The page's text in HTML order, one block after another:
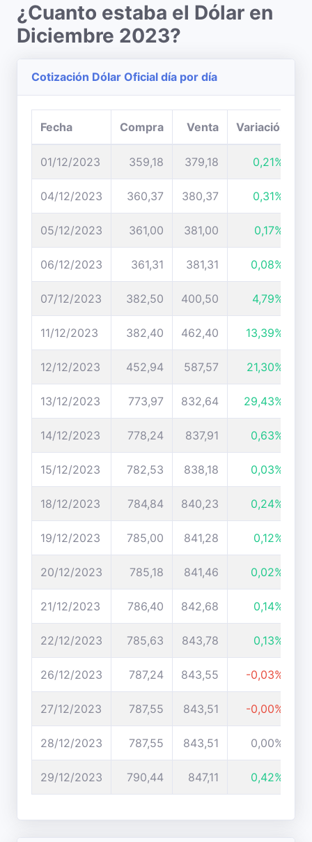
¿Cuanto estaba el Dólar en
Diciembre 2023?
Cotización Dólar Oficial día por día
Fecha Compra Venta Variación
01/12/2023 359,18 379,18 0,21%
04/12/2023 360,37 380,37 0,31%
05/12/2023 361,00 381,00 0,17%
06/12/2023 361,31 381,31 0,08%
07/12/2023 382,50 400,50 4,79%
11/12/2023 382,40 462,40 13,39%
12/12/2023 452,94 587,57 21,30%
13/12/2023 773,97 832,64 29,43%
14/12/2023 778,24 837,91 0,63%
15/12/2023 782,53 838,18 0,03%
18/12/2023 784,84 840,23 0,24%
19/12/2023 785,00 841,28 0,12%
20/12/2023 785,18 841,46 0,02%
21/12/2023 786,40 842,68 0,14%
22/12/2023 785,63 843,78 0,13%
26/12/2023 787,24 843,55 -0,03%
27/12/2023 787,55 843,51 -0,00%
28/12/2023 787,55 843,51 0,00%
29/12/2023 790,44 847,11 0,42%